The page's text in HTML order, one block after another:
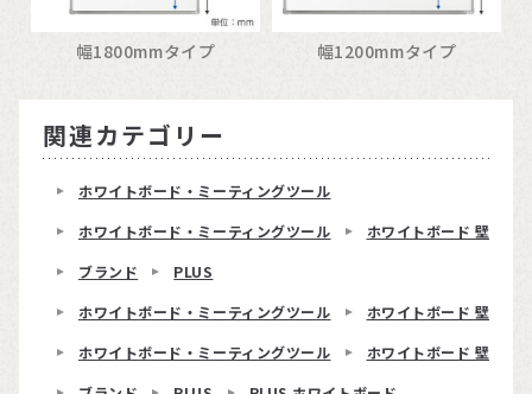
幅1800mmタイプ 幅1200mmタイプ
関連カテゴリー
ホワイトボード・ミーティングツール
ホワイトボード・ミーティングツール
ホワイトボード 壁掛け
ブランド
PLUS
ホワイトボード・ミーティングツール
ホワイトボード 壁掛け
ホワイトボード・ミーティングツール
ホワイトボード 壁掛け